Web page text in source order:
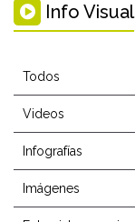
Info Visual
Todos
Videos
Infografías
Imágenes